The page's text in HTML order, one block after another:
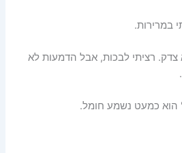
במרירות.
צדק. רציתי לבכות, אבל הדמעות לא
הוא כמעט נשמע חומל.